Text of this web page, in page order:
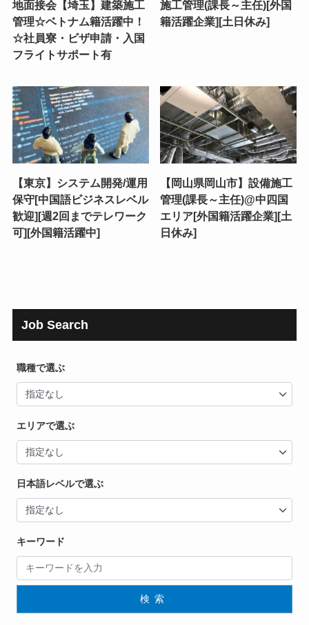
地面接会【埼玉】建築施工
管理☆ベトナム籍活躍中！
☆社員寮・ビザ申請・入国
フライトサポート有
施工管理(課長～主任)[外国
籍活躍企業][土日休み]
【東京】システム開発/運用
保守[中国語ビジネスレベル
歓迎][週2回までテレワーク
可][外国籍活躍中]
【岡山県岡山市】設備施工
管理(課長～主任)@中四国
エリア[外国籍活躍企業][土
日休み]
Job Search
職種で選ぶ
エリアで選ぶ
日本語レベルで選ぶ
キーワード
検索